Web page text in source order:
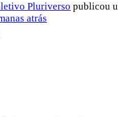
Pluriverso publicou
atrás